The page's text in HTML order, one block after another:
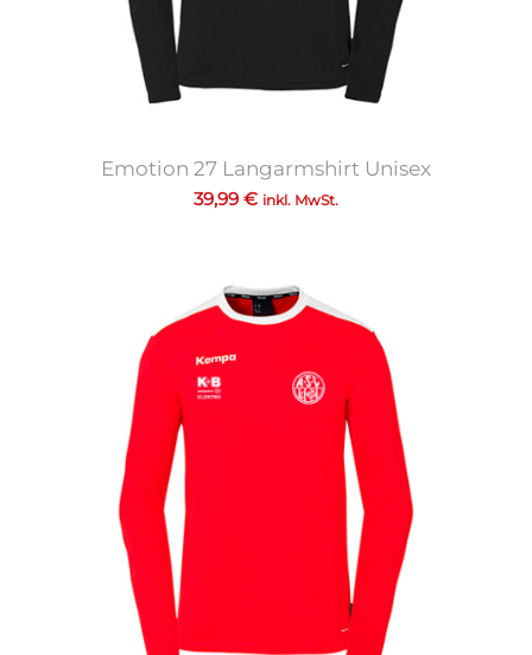
Emotion 27 Langarmshirt Unisex
39,99 € inkl. MwSt.